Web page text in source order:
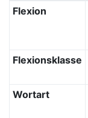
Flexion
Flexionsklasse
Wortart